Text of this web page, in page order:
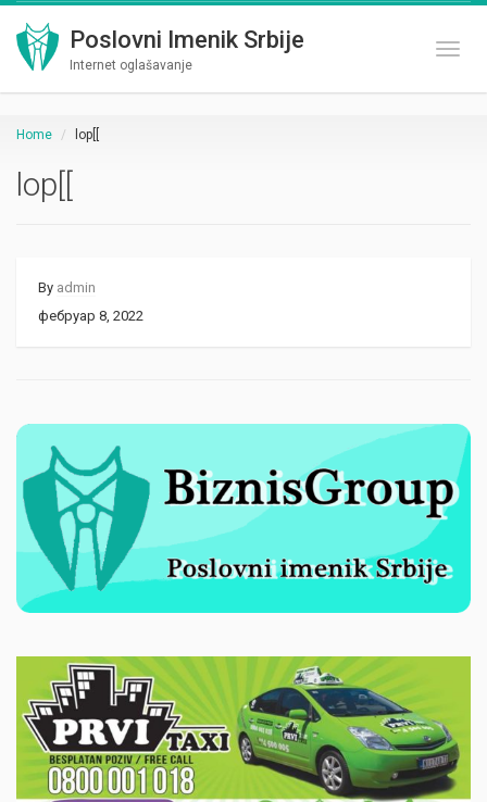
Poslovni Imenik Srbije
Internet oglašavanje
Home lop[[
lop[[
By admin
фебруар 8, 2022